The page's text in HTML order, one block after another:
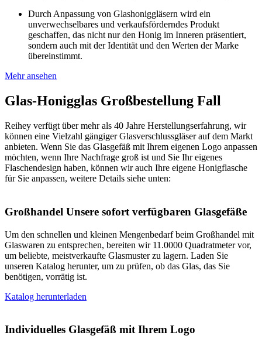
Durch Anpassung von Glashoniggläsern wird ein
unverwechselbares und verkaufsförderndes Produkt
geschaffen, das nicht nur den Honig im Inneren präsentiert,
sondern auch mit der Identität und den Werten der Marke
übereinstimmt.
Mehr ansehen
Glas-Honigglas Großbestellung Fall
Reihey verfügt über mehr als 40 Jahre Herstellungserfahrung, wir
können eine Vielzahl gängiger Glasverschlussgläser auf dem Markt
anbieten. Wenn Sie das Glasgefäß mit Ihrem eigenen Logo anpassen
möchten, wenn Ihre Nachfrage groß ist und Sie Ihr eigenes
Flaschendesign haben, können wir auch Ihre eigene Honigflasche
für Sie anpassen, weitere Details siehe unten:
Großhandel Unsere sofort verfügbaren Glasgefäße
Um den schnellen und kleinen Mengenbedarf beim Großhandel mit
Glaswaren zu entsprechen, bereiten wir 11.0000 Quadratmeter vor,
um beliebte, meistverkaufte Glasmuster zu lagern. Laden Sie
unseren Katalog herunter, um zu prüfen, ob das Glas, das Sie
benötigen, vorrätig ist.
Katalog herunterladen
Individuelles Glasgefäß mit Ihrem Logo